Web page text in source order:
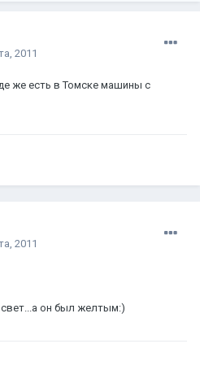
2011
же есть в Томске машины с
2011
он был желтым:)